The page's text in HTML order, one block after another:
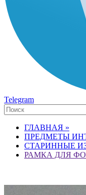
Telegram
ГЛАВНАЯ »
ПРЕДМЕТЫ
СТАРИННЫЕ
РАМКА ДЛЯ